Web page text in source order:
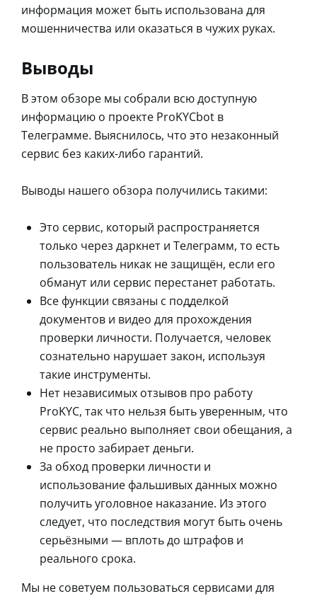
информация может быть использована для
мошенничества или оказаться в чужих руках.
Выводы
В этом обзоре мы собрали всю доступную
информацию о проекте ProKYCbot в
Телеграмме. Выяснилось, что это незаконный
сервис без каких-либо гарантий.
Выводы нашего обзора получились такими:
Это сервис, который распространяется
только через даркнет и Телеграмм, то есть
пользователь никак не защищён, если его
обманут или сервис перестанет работать.
Все функции связаны с подделкой
документов и видео для прохождения
проверки личности. Получается, человек
сознательно нарушает закон, используя
такие инструменты.
Нет независимых отзывов про работу
ProKYC, так что нельзя быть уверенным, что
сервис реально выполняет свои обещания, а
не просто забирает деньги.
За обход проверки личности и
использование фальшивых данных можно
получить уголовное наказание. Из этого
следует, что последствия могут быть очень
серьёзными — вплоть до штрафов и
реального срока.
Мы не советуем пользоваться сервисами для